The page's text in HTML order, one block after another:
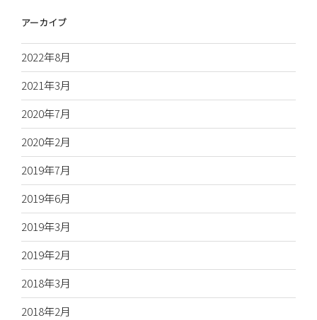
アーカイブ
2022年8月
2021年3月
2020年7月
2020年2月
2019年7月
2019年6月
2019年3月
2019年2月
2018年3月
2018年2月